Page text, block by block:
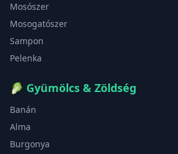
Mosószer
Mosogatószer
Sampon
Pelenka
🥬 Gyümölcs & Zöldség
Banán
Alma
Burgonya